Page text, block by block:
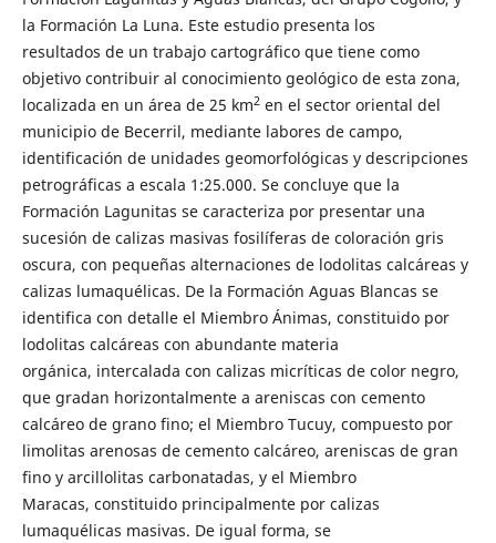
la Formación La Luna. Este estudio presenta los
resultados de un trabajo cartográfico que tiene como
objetivo contribuir al conocimiento geológico de esta zona,
localizada en un área de 25 km2en el sector oriental del
municipio de Becerril, mediante labores de campo,
identificación de unidades geomorfológicas y descripciones
petrográficas a escala 1:25.000. Se concluye que la
Formación Lagunitas se caracteriza por presentar una
sucesión de calizas masivas fosilíferas de coloración gris
oscura, con pequeñas alternaciones de lodolitas calcáreas y
calizas lumaquélicas. De la Formación Aguas Blancas se
identifica con detalle el Miembro Ánimas, constituido por
lodolitas calcáreas con abundante materia
orgánica, intercalada con calizas micríticas de color negro,
que gradan horizontalmente a areniscas con cemento
calcáreo de grano fino; el Miembro Tucuy, compuesto por
limolitas arenosas de cemento calcáreo, areniscas de gran
fino y arcillolitas carbonatadas, y el Miembro
Maracas, constituido principalmente por calizas
lumaquélicas masivas. De igual forma, se